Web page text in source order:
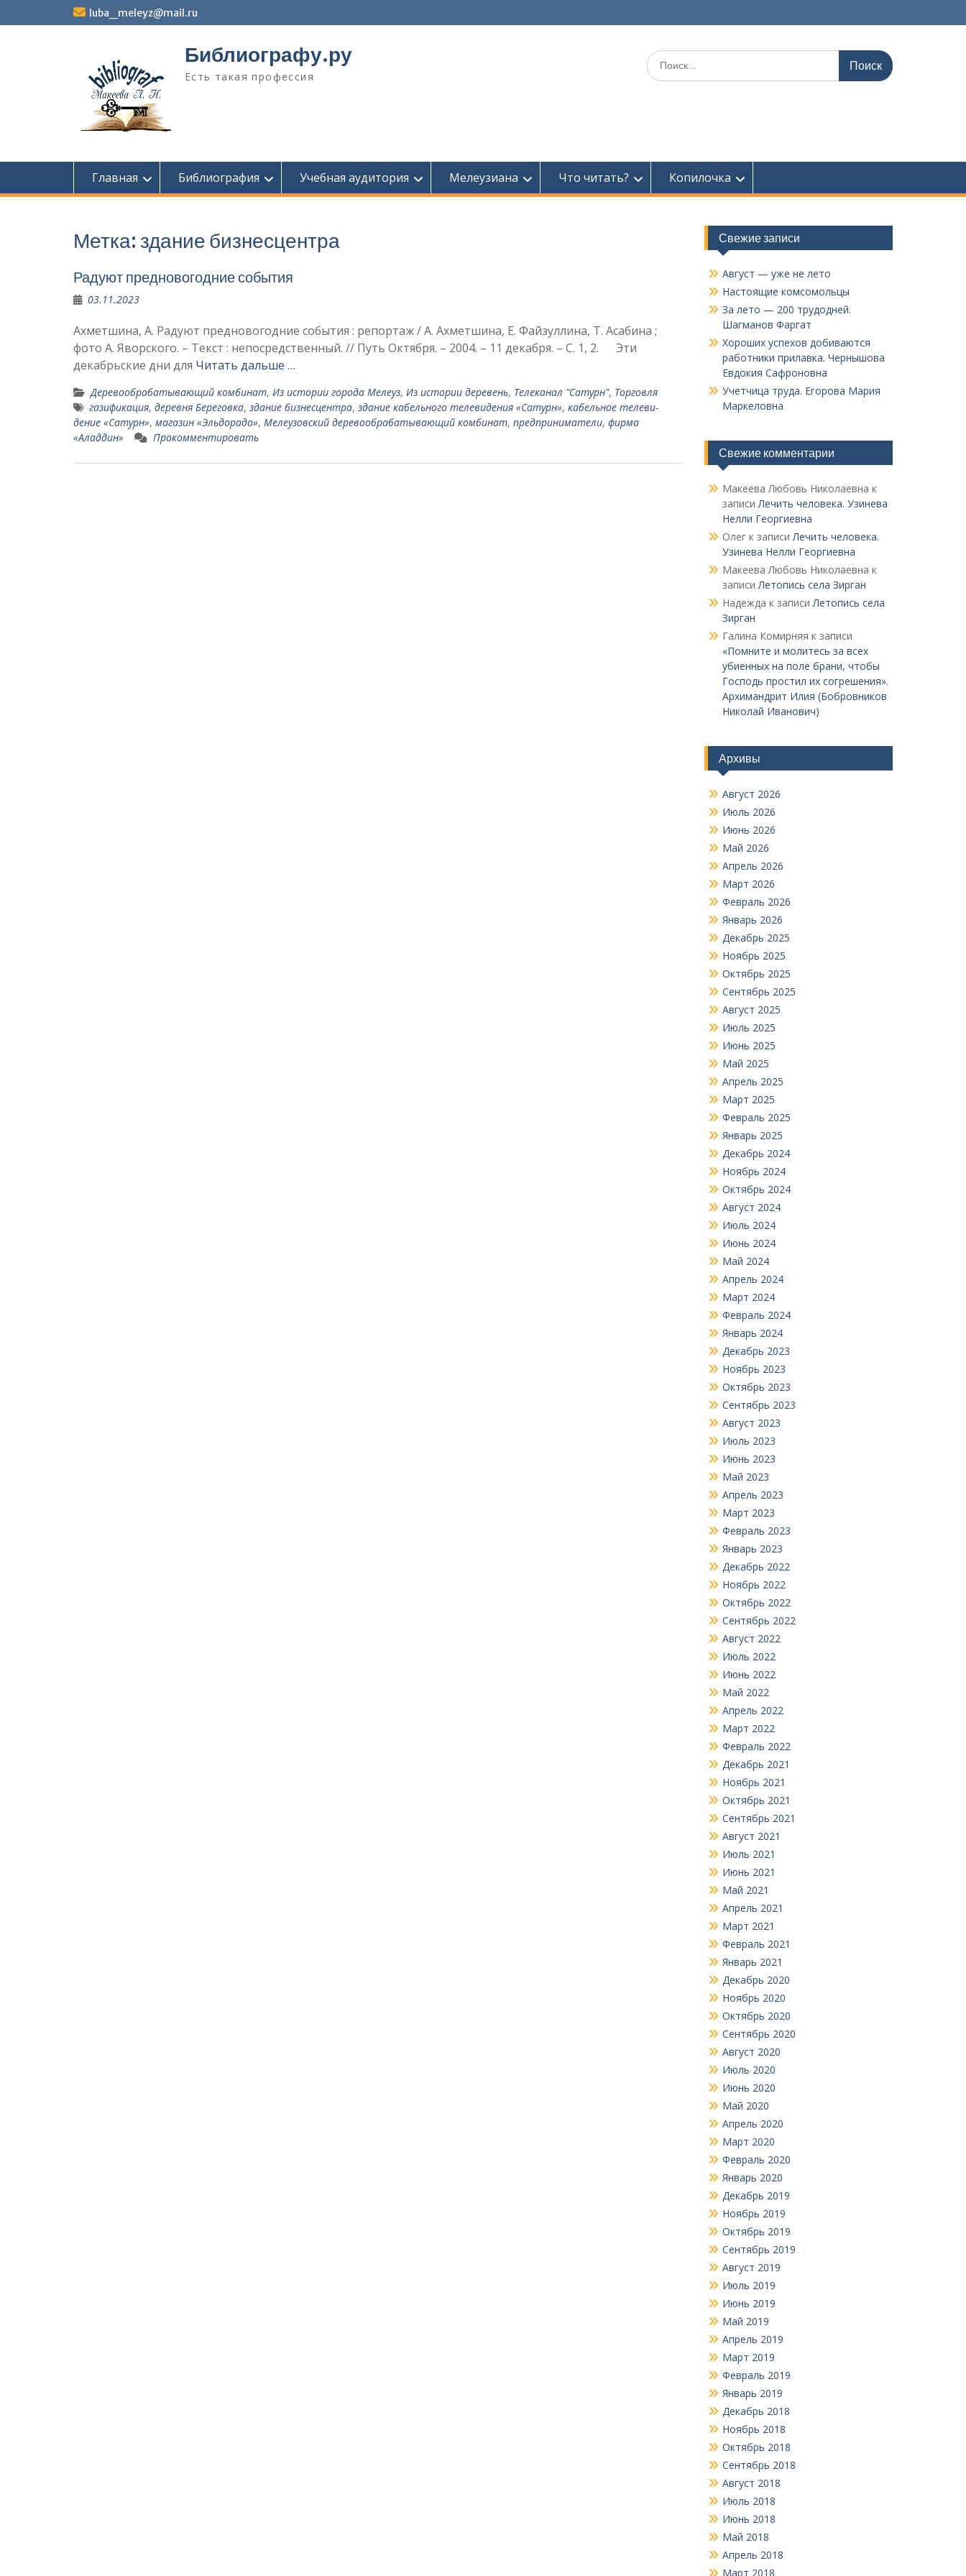
к
luba_meleyz@mail.ru
Библиографу.ру
Есть такая профессия
Поиск
по:
Главная Библиография Учебная аудитория Мелеузиана Что читать? Копилочка
Метка: здание бизнес­центра
Радуют предновогодние события
03.11.2023
Ахметшина, А. Радуют предновогодние события : репортаж / А. Ахметшина, Е. Файзуллина, Т. Асабина ;
фото А. Яворского. – Текст : непосредственный. // Путь Октября. – 2004. – 11 декабря. – С. 1, 2. Эти
декабрьские дни для Читать дальше …
Деревообрабатывающий комбинат, Из истории города Мелеуз, Из истории деревень, Телеканал "Сатурн", Торговля
газификация, деревня Береговка, здание бизнес­центра, здание кабельного телеви­дения «Сатурн», кабельное телеви­
дение «Сатурн», магазин «Эльдорадо», Мелеузовский деревообрабатывающий комбинат, предприниматели, фирма
«Аладдин»
Прокомментировать
Свежие записи
Август — уже не лето
Настоящие комсомольцы
За лето — 200 трудодней.
Шагманов Фаргат
Хороших успехов добиваются
работники прилавка. Чер­нышова
Евдокия Сафроновна
Учетчица труда. Его­рова Мария
Маркеловна
Свежие комментарии
Макеева Любовь Николаевна к
записиЛечить человека. Узинева
Нелли Георгиевна
Олегк записиЛечить человека.
Узинева Нелли Георгиевна
Макеева Любовь Николаевна к
записиЛетопись села Зирган
Надежда к записиЛетопись села
Зирган
Галина Комирняя к записи
«Помните и молитесь за всех
убиенных на поле брани, чтобы
Господь простил их согрешения».
Архимандрит Илия (Бобровников
Николай Иванович)
Архивы
Август 2026
Июль 2026
Июнь 2026
Май 2026
Апрель 2026
Март 2026
Февраль 2026
Январь 2026
Декабрь 2025
Ноябрь 2025
Октябрь 2025
Сентябрь 2025
Август 2025
Июль 2025
Июнь 2025
Май 2025
Апрель 2025
Март 2025
Февраль 2025
Январь 2025
Декабрь 2024
Ноябрь 2024
Октябрь 2024
Август 2024
Июль 2024
Июнь 2024
Май 2024
Апрель 2024
Март 2024
Февраль 2024
Январь 2024
Декабрь 2023
Ноябрь 2023
Октябрь 2023
Сентябрь 2023
Август 2023
Июль 2023
Июнь 2023
Май 2023
Апрель 2023
Март 2023
Февраль 2023
Январь 2023
Декабрь 2022
Ноябрь 2022
Октябрь 2022
Сентябрь 2022
Август 2022
Июль 2022
Июнь 2022
Май 2022
Апрель 2022
Март 2022
Февраль 2022
Декабрь 2021
Ноябрь 2021
Октябрь 2021
Сентябрь 2021
Август 2021
Июль 2021
Июнь 2021
Май 2021
Апрель 2021
Март 2021
Февраль 2021
Январь 2021
Декабрь 2020
Ноябрь 2020
Октябрь 2020
Сентябрь 2020
Август 2020
Июль 2020
Июнь 2020
Май 2020
Апрель 2020
Март 2020
Февраль 2020
Январь 2020
Декабрь 2019
Ноябрь 2019
Октябрь 2019
Сентябрь 2019
Август 2019
Июль 2019
Июнь 2019
Май 2019
Апрель 2019
Март 2019
Февраль 2019
Январь 2019
Декабрь 2018
Ноябрь 2018
Октябрь 2018
Сентябрь 2018
Август 2018
Июль 2018
Июнь 2018
Май 2018
Апрель 2018
Март 2018